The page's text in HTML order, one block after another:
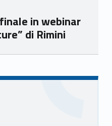
in webinar
di Rimini